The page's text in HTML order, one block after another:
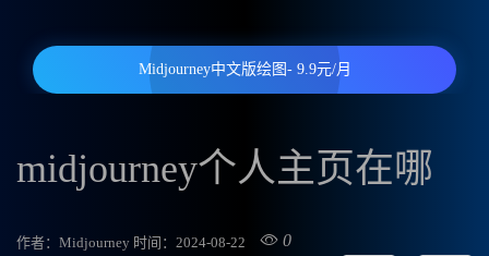
Midjourney中文版绘图- 9.9元/月
midjourney个人主页在哪
作者：Midjourney 时间：2024-08-22 0